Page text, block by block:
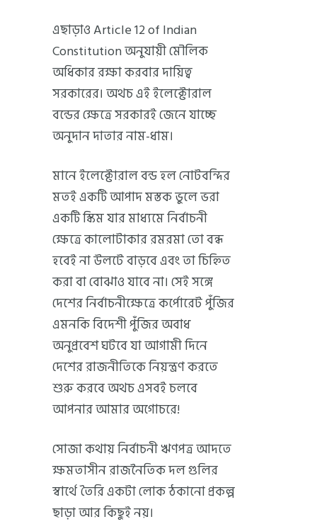
এছাড়াও Article 12 of Indian
Constitution অনুযায়ী মৌলিক
অধিকার রক্ষা করবার দায়িত্ব
সরকারের। অথচ এই ইলেক্টোরাল
বন্ডের ক্ষেত্রে সরকারই জেনে যাচ্ছে
অনুদান দাতার নাম-ধাম।
মানে ইলেক্টোরাল বন্ড হল নোটবন্দির
মতই একটি আপাদ মস্তক ভুলে ভরা
একটি স্কিম যার মাধ্যমে নির্বাচনী
ক্ষেত্রে কালোটাকার রমরমা তো বন্ধ
হবেই না উলটে বাড়বে এবং তা চিহ্নিত
করা বা বোঝাও যাবে না। সেই সঙ্গে
দেশের নির্বাচনীক্ষেত্রে কর্পোরেট পুঁজির
এমনকি বিদেশী পুঁজির অবাধ
অনুপ্রবেশ ঘটবে যা আগামী দিনে
দেশের রাজনীতিকে নিয়ন্ত্রণ করতে
শুরু করবে অথচ এসবই চলবে
আপনার আমার অগোচরে!
সোজা কথায় নির্বাচনী ঋণপত্র আদতে
ক্ষমতাসীন রাজনৈতিক দল গুলির
স্বার্থে তৈরি একটা লোক ঠকানো প্রকল্প
ছাড়া আর কিছুই নয়।